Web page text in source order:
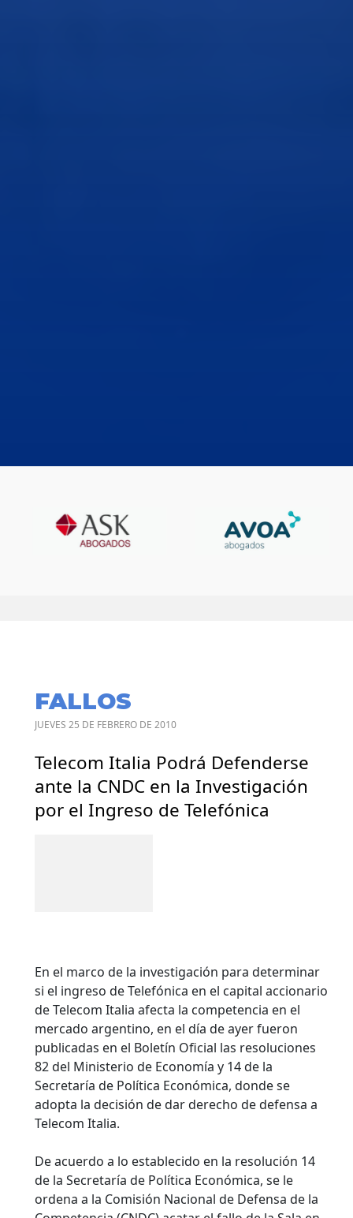
FALLOS
JUEVES 25 DE FEBRERO DE 2010
Telecom Italia Podrá Defenderse
ante la CNDC en la Investigación
por el Ingreso de Telefónica
En el marco de la investigación para determinar
si el ingreso de Telefónica en el capital accionario
de Telecom Italia afecta la competencia en el
mercado argentino, en el día de ayer fueron
publicadas en el Boletín Oficial las resoluciones
82 del Ministerio de Economía y 14 de la
Secretaría de Política Económica, donde se
adopta la decisión de dar derecho de defensa a
Telecom Italia.
De acuerdo a lo establecido en la resolución 14
de la Secretaría de Política Económica, se le
ordena a la Comisión Nacional de Defensa de la